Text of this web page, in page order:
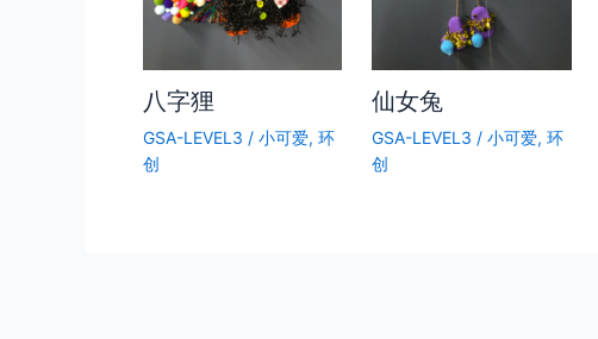
八字狸
GSA-LEVEL3 / 小可爱, 环
创
仙女兔
GSA-LEVEL3 /小可爱,环
创